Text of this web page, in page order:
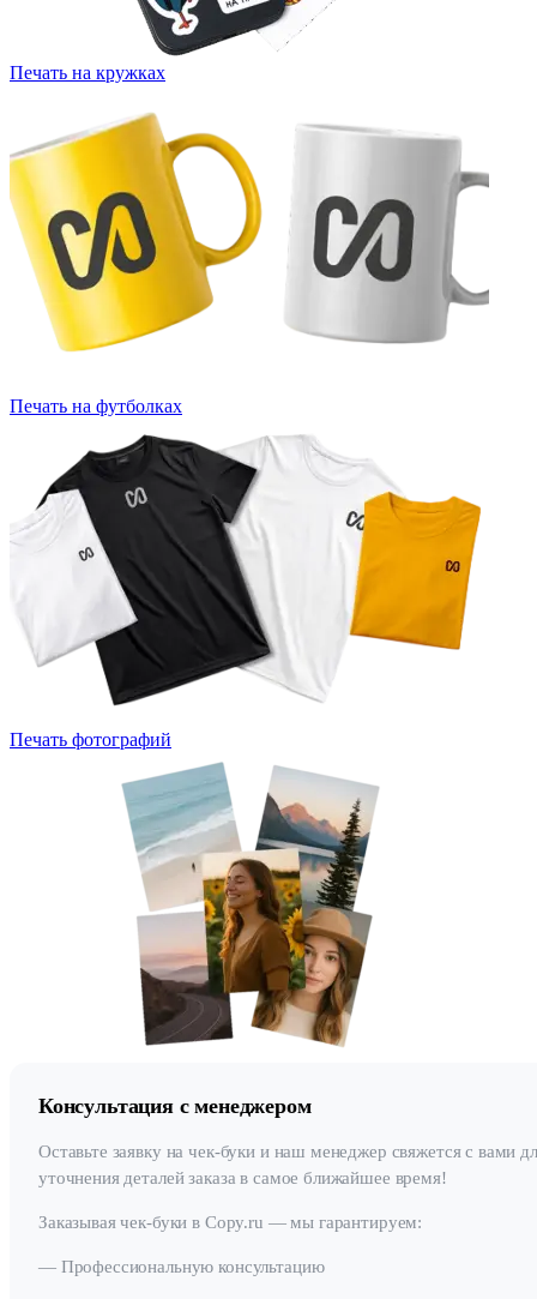
Печать на кружках
Печать на футболках
Печать фотографий
Консультация с менеджером
Оставьте заявку на чек-буки и наш менеджер свяжется с вами
уточнения деталей заказа в самое ближайшее время!
Заказывая чек-буки в Copy.ru — мы гарантируем:
— Профессиональную консультацию